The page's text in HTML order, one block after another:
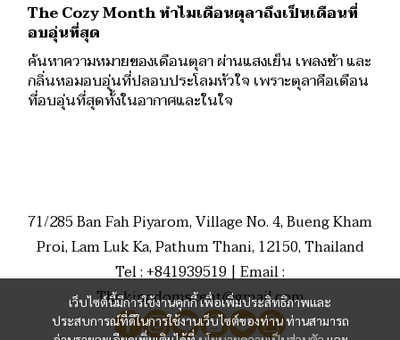
The Cozy Month ทำไมเดือนตุลาถึงเป็นเดือนที่
อบอุ่นที่สุด
ค้นหาความหมายของเดือนตุลา ผ่านแสงเย็น เพลงช้า และ
กลิ่นหอมอบอุ่นที่ปลอบประโลมหัวใจ เพราะตุลาคือเดือน
ที่อบอุ่นที่สุดทั้งในอากาศและในใจ
เว็บไซต์นี้มีการใช้งานคุกกี้ เพื่อเพิ่มประสิทธิภาพและ
ประสบการณ์ที่ดีในการใช้งานเว็บไซต์ของท่าน ท่านสามารถ
71/285 Ban Fah Piyarom, Village No. 4, Bueng Kham
Proi, Lam Luk Ka, Pathum Thani, 12150, Thailand
Tel : +841939519 | Email :
Thekingdomscent@gmail.com